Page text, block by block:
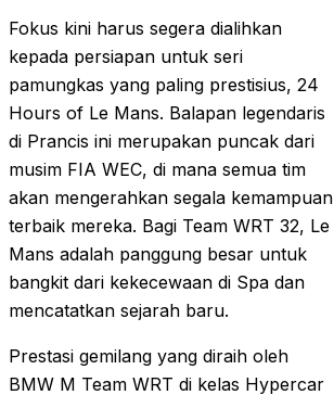
Fokus kini harus segera dialihkan
kepada persiapan untuk seri
pamungkas yang paling prestisius, 24
Hours of Le Mans. Balapan legendaris
di Prancis ini merupakan puncak dari
musim FIA WEC, di mana semua tim
akan mengerahkan segala kemampuan
terbaik mereka. Bagi Team WRT 32, Le
Mans adalah panggung besar untuk
bangkit dari kekecewaan di Spa dan
mencatatkan sejarah baru.
Prestasi gemilang yang diraih oleh
BMW M Team WRT di kelas Hypercar